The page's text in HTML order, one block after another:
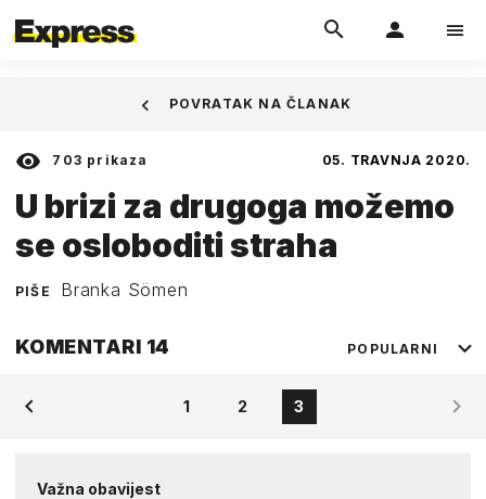
703 prikaza 05. TRAVNJA 2020.
U brizi za drugoga možemo
se osloboditi straha
PIŠE Branka Sömen
POVRATAK NA ČLANAK
KOMENTARI 14 POPULARNI
1 2 3
Važna obavijest